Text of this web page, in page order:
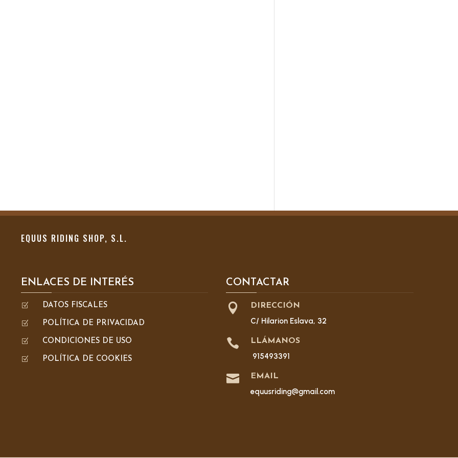
EQUUS RIDING SHOP, S.L.
ENLACES DE INTERÉS
Z DATOS FISCALES
Z POLÍTICA DE PRIVACIDAD
Z CONDICIONES DE USO
Z POLÍTICA DE COOKIES
CONTACTAR
 DIRECCIÓN
C/ Hilarion Eslava, 32
 LLÁMANOS
915493391
 EMAIL
equusriding@gmail.com